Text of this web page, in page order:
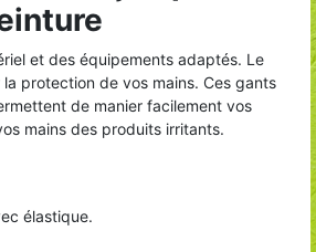
et des équipements adaptés. Le
protection de vos mains. Ces gants
de manier facilement vos
mains des produits irritants.
élastique.